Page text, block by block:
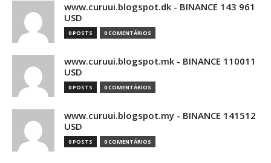
www.curuui.blogspot.dk - BINANCE 143 961
USD
0 POSTS 0 COMENTÁRIOS
www.curuui.blogspot.mk - BINANCE 110011
USD
0 POSTS 0 COMENTÁRIOS
www.curuui.blogspot.my - BINANCE 141512
USD
0 POSTS 0 COMENTÁRIOS